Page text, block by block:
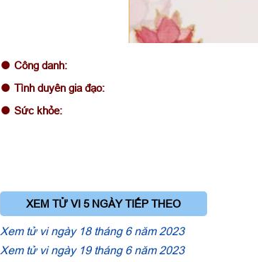
Công danh:
Tình duyên gia đạo:
Sức khỏe:
XEM TỬ VI 5 NGÀY TIẾP THEO
Xem tử vi ngày 18 tháng 6 năm 2023
Xem tử vi ngày 19 tháng 6 năm 2023